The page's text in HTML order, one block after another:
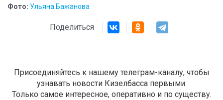
Фото: Ульяна Бажанова
Поделиться
Присоединяйтесь к нашему телеграм-каналу, чтобы
узнавать новости Кизелбасса первыми.
Только самое интересное, оперативно и по существу.